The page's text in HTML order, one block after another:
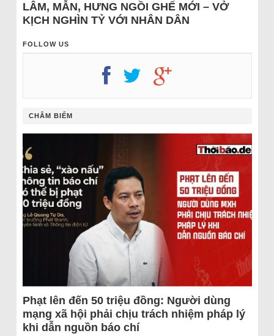
LÂM, MẪN, HƯNG NGỒI GHẾ MỚI – VỞ
KỊCH NGHÌN TỶ VỚI NHÂN DÂN
FOLLOW US
CHÂM BIẾM
Phạt lên đến 50 triệu đồng: Người dùng
mạng xã hội phải chịu trách nhiệm pháp lý
khi dẫn nguồn báo chí